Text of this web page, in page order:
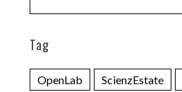
Tag
OpenLab ScienzEstate